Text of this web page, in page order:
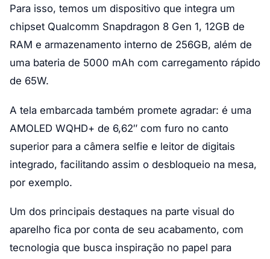
Para isso, temos um dispositivo que integra um
chipset Qualcomm Snapdragon 8 Gen 1, 12GB de
RAM e armazenamento interno de 256GB, além de
uma bateria de 5000 mAh com carregamento rápido
de 65W.
A tela embarcada também promete agradar: é uma
AMOLED WQHD+ de 6,62″ com furo no canto
superior para a câmera selfie e leitor de digitais
integrado, facilitando assim o desbloqueio na mesa,
por exemplo.
Um dos principais destaques na parte visual do
aparelho fica por conta de seu acabamento, com
tecnologia que busca inspiração no papel para